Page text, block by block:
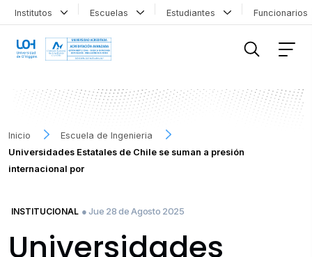
Institutos Escuelas Estudiantes
Inicio
Escuela de Ingenieria
Universidades Estatales de Chile se suman a presión
internacional por
INSTITUCIONAL ● Jue 28 de Agosto 2025
Universidades